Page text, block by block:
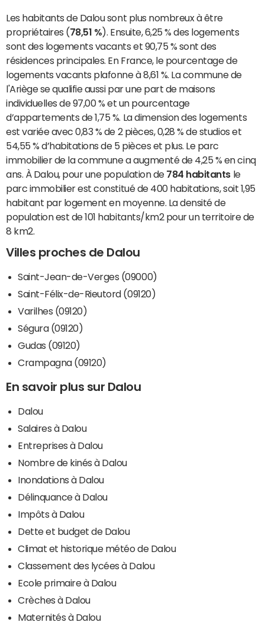
Les habitants de Dalou sont plus nombreux à être
propriétaires (78,51 %). Ensuite, 6,25 % des logements
sont des logements vacants et 90,75 % sont des
résidences principales. En France, le pourcentage de
logements vacants plafonne à 8,61 %. La commune de
l'Ariège se qualifie aussi par une part de maisons
individuelles de 97,00 % et un pourcentage
d’appartements de 1,75 %. La dimension des logements
est variée avec 0,83 % de 2 pièces, 0,28 % de studios et
54,55 % d’habitations de 5 pièces et plus. Le parc
immobilier de la commune a augmenté de 4,25 % en cinq
ans. À Dalou, pour une population de 784 habitants le
parc immobilier est constitué de 400 habitations, soit 1,95
habitant par logement en moyenne. La densité de
population est de 101 habitants/km2 pour un territoire de
8 km2.
Villes proches de Dalou
Saint-Jean-de-Verges (09000)
Saint-Félix-de-Rieutord (09120)
Varilhes (09120)
Ségura (09120)
Gudas (09120)
Crampagna (09120)
En savoir plus sur Dalou
Dalou
Salaires à Dalou
Entreprises à Dalou
Nombre de kinés à Dalou
Inondations à Dalou
Délinquance à Dalou
Impôts à Dalou
Dette et budget de Dalou
Climat et historique météo de Dalou
Classement des lycées à Dalou
Ecole primaire à Dalou
Crèches à Dalou
Maternités à Dalou